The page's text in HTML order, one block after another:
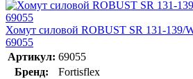
Хомут силовой ROBUST SR 131-139/
69055
Артикул: 69055
Бренд:
Fortisflex